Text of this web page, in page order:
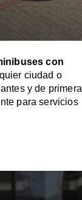
con
ciudad o
y de primera
para servicios